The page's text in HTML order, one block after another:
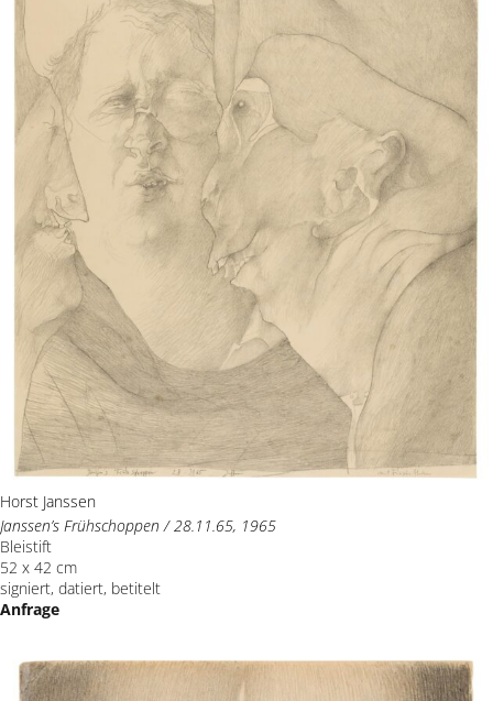
Horst Janssen
Janssen’s Frühschoppen / 28.11.65, 1965
Bleistift
52 x 42 cm
signiert, datiert, betitelt
Anfrage